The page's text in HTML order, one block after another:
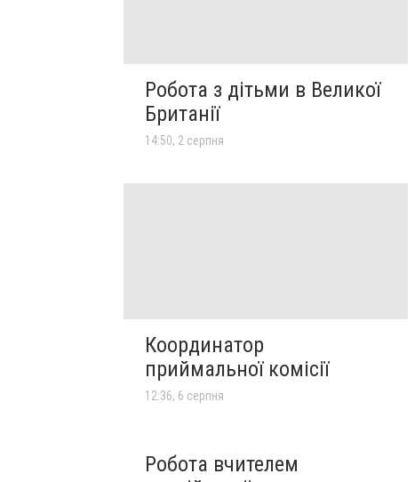
Робота з дітьми в Великої
Британії
14:50, 2 серпня
Координатор
приймальної комісії
12:36, 6 серпня
Робота вчителем